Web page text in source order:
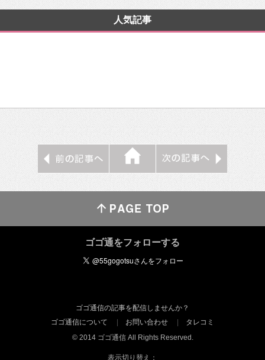
人気記事
ゴゴ通をフォローする
ゴゴ通信の記事を配信しませんか？
ゴゴ通信について
お問い合わせ
タレコミ
© 2014 ゴゴ通信 All Rights Reserved.
表示切り替え：